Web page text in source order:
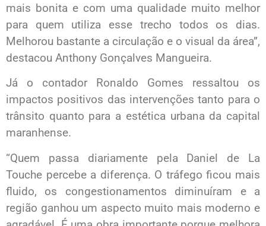
mais bonita e com uma qualidade muito melhor
para quem utiliza esse trecho todos os dias.
Melhorou bastante a circulação e o visual da área”,
destacou Anthony Gonçalves Mangueira.
Já o contador Ronaldo Gomes ressaltou os
impactos positivos das intervenções tanto para o
trânsito quanto para a estética urbana da capital
maranhense.
“Quem passa diariamente pela Daniel de La
Touche percebe a diferença. O tráfego ficou mais
fluido, os congestionamentos diminuíram e a
região ganhou um aspecto muito mais moderno e